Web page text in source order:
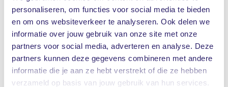
personaliseren, om functies voor social media te bieden
en om ons websiteverkeer te analyseren. Ook delen we
informatie over jouw gebruik van onze site met onze
partners voor social media, adverteren en analyse. Deze
partners kunnen deze gegevens combineren met andere
informatie die je aan ze hebt verstrekt of die ze hebben
verzameld op basis van jouw gebruik van hun services.
Wil jij als eerste weten wanneer de nieuwe
premies bekend zijn en wat dit voor jou betekent?
Meld je dan aan voor onzezorgalert. Je krijgt
automatisch een seintje zodra vergelijken mogelijk
is.